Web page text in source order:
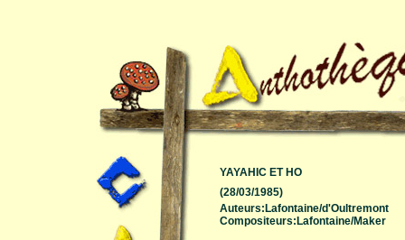
YAYAHIC ET HO
(28/03/1985)
Auteurs:Lafontaine/d'Oultremont
Compositeurs:Lafontaine/Maker